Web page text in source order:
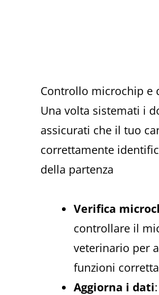
Controllo microchip e
Una volta sistemati i
assicurati che il tuo
correttamente
della partenza
Verifica
controllare il
veterinario per
funzioni
Aggiorna i dati